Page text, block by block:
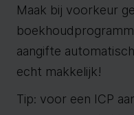
Maak bij voorkeur
aangifte
echt makkelijk!
Tip: voor een ICP